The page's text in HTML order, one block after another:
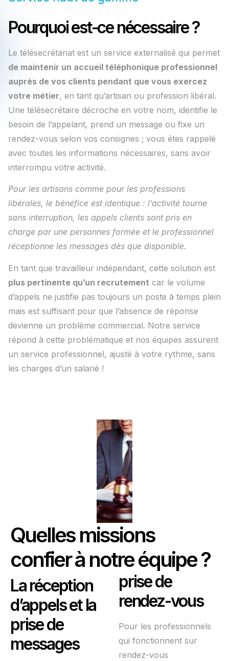
Pourquoi est-ce nécessaire ?
Le télésecrétariat est un service externalisé qui permet
de maintenir un accueil téléphonique professionnel
auprès de vos clients pendant que vous exercez
votre métier, en tant qu’artisan ou profession libéral.
Une télésecrétaire décroche en votre nom, identifie le
besoin de l’appelant, prend un message ou fixe un
rendez-vous selon vos consignes ; vous êtes rappelé
avec toutes les informations nécessaires, sans avoir
interrompu votre activité.
Pour les artisans comme pour les professions
libérales, le bénéfice est identique : l’activité tourne
sans interruption, les appels clients sont pris en
charge par une personnes formée et le professionnel
réceptionne les messages dès que disponible.
En tant que travailleur indépendant, cette solution est
plus pertinente qu’un recrutement car le volume
d’appels ne justifie pas toujours un poste à temps plein
mais est suffisant pour que l’absence de réponse
devienne un problème commercial. Notre service
répond à cette problématique et nos équipes assurent
un service professionnel, ajusté à votre rythme, sans
les charges d’un salarié !
Quelles missions
confier à notre équipe ?
La réception
d’appels et la
prise de
messages
prise de
rendez-vous
Pour les professionnels
qui fonctionnent sur
rendez-vous